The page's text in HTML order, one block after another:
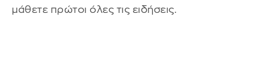
μάθετε πρώτοι όλες τις ειδήσεις.